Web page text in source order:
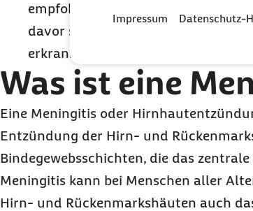
Impressum Datenschutz-
empfohlen. Darüber hinaus kann
davor schützen, an einer
erkranken.
Was ist eine
Eine Meningitis oder
Entzündung der Hirn- und
Bindegewebsschichten, die das
Meningitis kann bei Menschen aller
Hirn- und Rückenmarkshäuten auch